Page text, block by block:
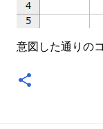
意図した通りの